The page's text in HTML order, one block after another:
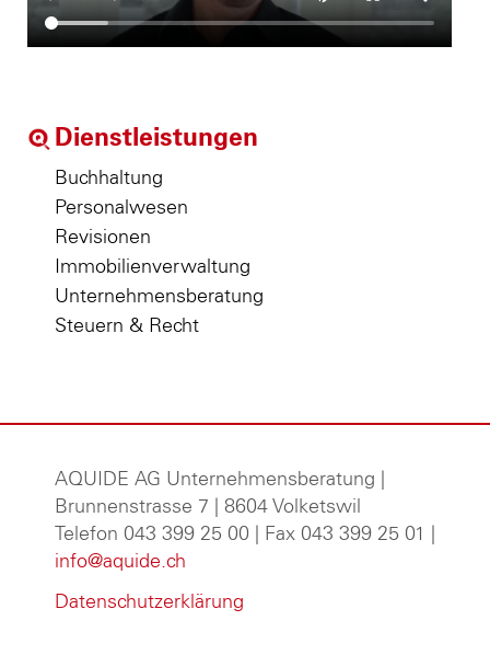
Dienstleistungen
Buchhaltung
Personalwesen
Revisionen
Immobilienverwaltung
Unternehmensberatung
Steuern & Recht
AQUIDE AG Unternehmensberatung
Brunnenstrasse 7 | 8604 Volketswil
Telefon 043 399 25 00 | Fax 043 399 25 01 |
info@aquide.ch
Datenschutzerklärung